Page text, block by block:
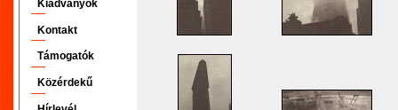
Kiadványok
Kontakt
Támogatók
Közérdekű